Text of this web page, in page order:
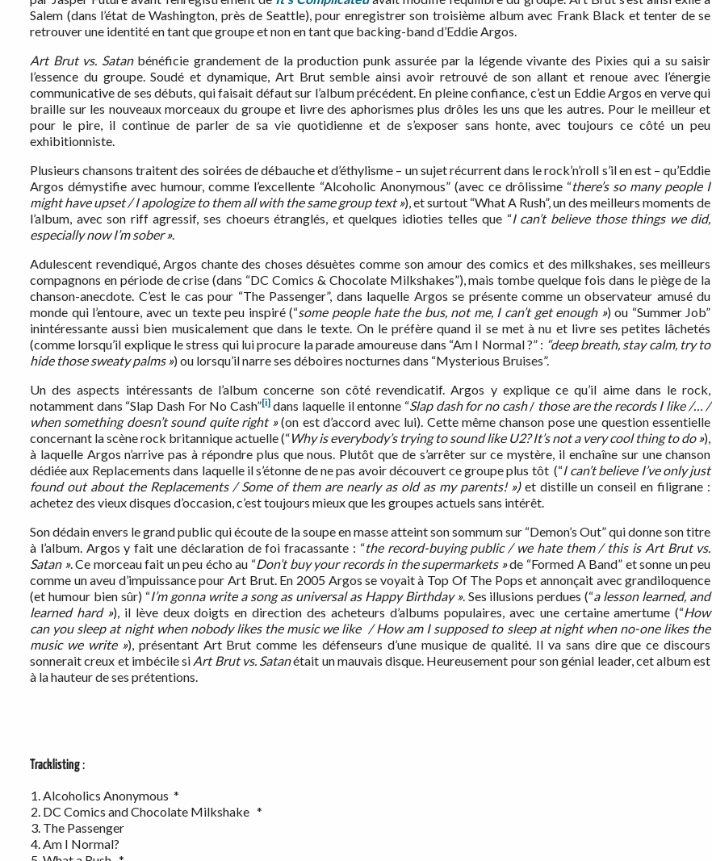
Salem (dans l’état de Washington, près de Seattle), pour enregistrer son troisième album avec Frank Black et tenter de se
retrouver une identité en tant que groupe et non en tant que backing-band d’Eddie Argos.
Art Brut vs. Satanbénéficie grandement de la production punk assurée par la légende vivante des Pixies qui a su saisir
l’essence du groupe. Soudé et dynamique, Art Brut semble ainsi avoir retrouvé de son allant et renoue avec l’énergie
communicative de ses débuts, qui faisait défaut sur l’album précédent. En pleine confiance, c’est un Eddie Argos en verve qui
braille sur les nouveaux morceaux du groupe et livre des aphorismes plus drôles les uns que les autres. Pour le meilleur et
pour le pire, il continue de parler de sa vie quotidienne et de s’exposer sans honte, avec toujours ce côté un peu
exhibitionniste.
Plusieurs chansons traitent des soirées de débauche et d’éthylisme – un sujet récurrent dans le rock’n’roll s’il en est – qu’Eddie
Argos démystifie avec humour, comme l’excellente “Alcoholic Anonymous” (avec ce drôlissime “there’s so many people I
might have upset / I apologize to them all with the same group text»), et surtout “What A Rush”, un des meilleurs moments de
l’album, avec son riff agressif, ses choeurs étranglés, et quelques idioties telles que “I can’t believe those things we did,
especially now I’m sober».
Adulescent revendiqué, Argos chante des choses désuètes comme son amour des comics et des milkshakes, ses meilleurs
compagnons en période de crise (dans “DC Comics & Chocolate Milkshakes”), mais tombe quelque fois dans le piège de la
chanson-anecdote. C’est le cas pour “The Passenger”, dans laquelle Argos se présente comme un observateur amusé du
monde qui l’entoure, avec un texte peu inspiré (“some people hate the bus, not me, I can’t get enough ») ou “Summer Job”
inintéressante aussi bien musicalement que dans le texte. On le préfère quand il se met à nu et livre ses petites lâchetés
(comme lorsqu’il explique le stress qui lui procure la parade amoureuse dans “Am I Normal ?” : “deep breath, stay calm, try to
hide those sweaty palms») ou lorsqu’il narre ses déboires nocturnes dans “Mysterious Bruises”.
Un des aspects intéressants de l’album concerne son côté revendicatif. Argos y explique ce qu’il aime dans le rock,
notamment dans “Slap Dash For No Cash”[i]dans laquelle il entonne “Slap dash for no cash/ those are the records I like /… /
when something doesn’t sound quite right »(on est d’accord avec lui). Cette même chanson pose une question essentielle
concernant la scène rock britannique actuelle (“Why is everybody’s trying to sound like U2? It’s not a very cool thing to do»),
à laquelle Argos n’arrive pas à répondre plus que nous. Plutôt que de s’arrêter sur ce mystère, il enchaîne sur une chanson
dédiée aux Replacements dans laquelle il s’étonne de ne pas avoir découvert ce groupe plus tôt (“I can’t believe I’ve only just
found out about the Replacements / Some of them are nearly as old as my parents! ») et distille un conseil en filigrane :
achetez des vieux disques d’occasion, c’est toujours mieux que les groupes actuels sans intérêt.
Son dédain envers le grand public qui écoute de la soupe en masse atteint son sommum sur “Demon’s Out” qui donne son titre
à l’album. Argos y fait une déclaration de foi fracassante : “the record-buying public / we hate them / this is Art Brut vs.
Satan ». Ce morceau fait un peu écho au “Don’t buy your records in the supermarkets »de “Formed A Band” et sonne un peu
comme un aveu d’impuissance pour Art Brut. En 2005 Argos se voyait à Top Of The Pops et annonçait avec grandiloquence
(et humour bien sûr) “I’m gonna write a song as universal as HappyBirthday». Ses illusions perdues (“a lesson learned, and
learned hard »), il lève deux doigts en direction des acheteurs d’albums populaires, avec une certaine amertume (“How
can you sleep at night when nobody likes the music we like / How am I supposed to sleep at night when no-one likes the
music we write »), présentant Art Brut comme les défenseurs d’une musique de qualité. Il va sans dire que ce discours
sonnerait creux et imbécile si Art Brut vs. Satanétait un mauvais disque. Heureusement pour son génial leader, cet album est
à la hauteur de ses prétentions.
Tracklisting:
Alcoholics Anonymous *
DC Comics and Chocolate Milkshake *
The Passenger
Am I Normal?